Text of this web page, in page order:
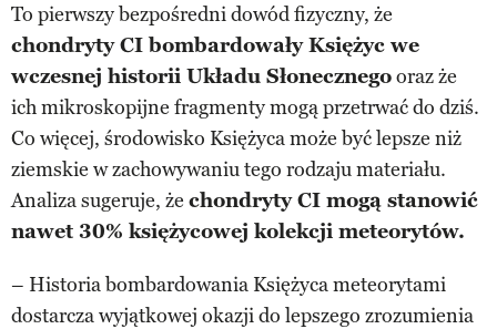
To pierwszy bezpośredni dowód fizyczny, że
chondryty CI bombardowały Księżyc we
wczesnej historii Układu Słonecznegooraz że
ich mikroskopijne fragmenty mogą przetrwać do dziś.
Co więcej, środowisko Księżyca może być lepsze niż
ziemskie w zachowywaniu tego rodzaju materiału.
Analiza sugeruje, że chondryty CI mogą stanowić
nawet 30% księżycowej kolekcji meteorytów.
– Historia bombardowania Księżyca meteorytami
dostarcza wyjątkowej okazji do lepszego zrozumienia